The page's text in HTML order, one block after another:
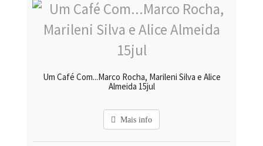
Um Café Com...Marco Rocha, Marileni Silva e Alice
Almeida 15jul
Mais info